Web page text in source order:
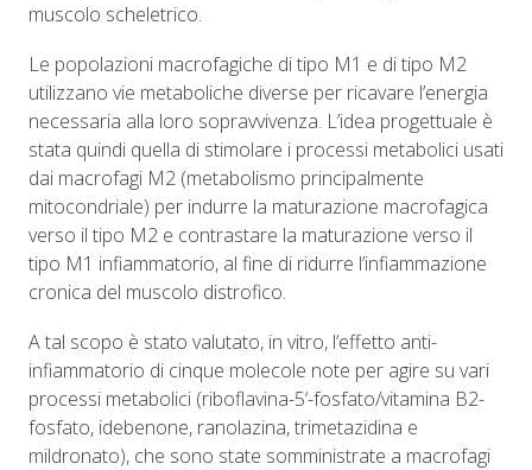
muscolo scheletrico.
Le popolazioni macrofagiche di tipo M1 e di tipo M2
utilizzano vie metaboliche diverse per ricavare l’energia
necessaria alla loro sopravvivenza. L’idea progettuale è
stata quindi quella di stimolare i processi metabolici usati
dai macrofagi M2 (metabolismo principalmente
mitocondriale) per indurre la maturazione macrofagica
verso il tipo M2 e contrastare la maturazione verso il
tipo M1 infiammatorio, al fine di ridurre l’infiammazione
cronica del muscolo distrofico.
A tal scopo è stato valutato, in vitro, l’effetto anti-
infiammatorio di cinque molecole note per agire su vari
processi metabolici (riboflavina-5’-fosfato/vitamina B2-
fosfato, idebenone, ranolazina, trimetazidina e
mildronato), che sono state somministrate a macrofagi